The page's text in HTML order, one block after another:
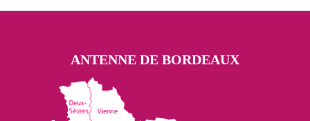
ANTENNE DE BORDEAUX